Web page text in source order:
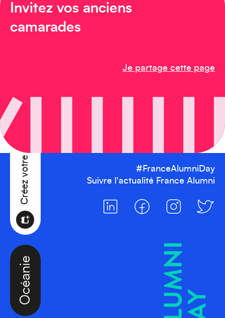
Invitez vos anciens
camarades
Je partage cette page
Océanie
Créez votre événement
Afrique
#FranceAlumniDay
Suivre l'actualité France Alumni